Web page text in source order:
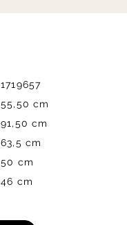
1719657
55,50 cm
91,50 cm
63,5 cm
50 cm
46 cm